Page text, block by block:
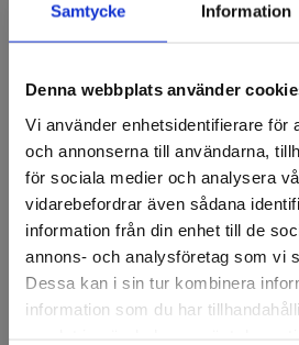
Samtycke Information
Denna webbplats använder
Vi använder enhetsidentifierare för
och annonserna till användarna,
för sociala medier och analysera
vidarebefordrar även sådana
information från din enhet till de
annons- och analysföretag som vi
Dessa kan i sin tur kombinera
information som du har
Skärpmejsel för
Diamantskivor, 2,50Crt.